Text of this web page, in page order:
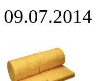
09.07.2014